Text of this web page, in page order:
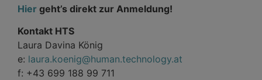
Hier geht’s direkt zur Anmeldung!
Kontakt HTS
Laura Davina König
e: laura.koenig@human.technology.at
f: +43 699 188 99 711